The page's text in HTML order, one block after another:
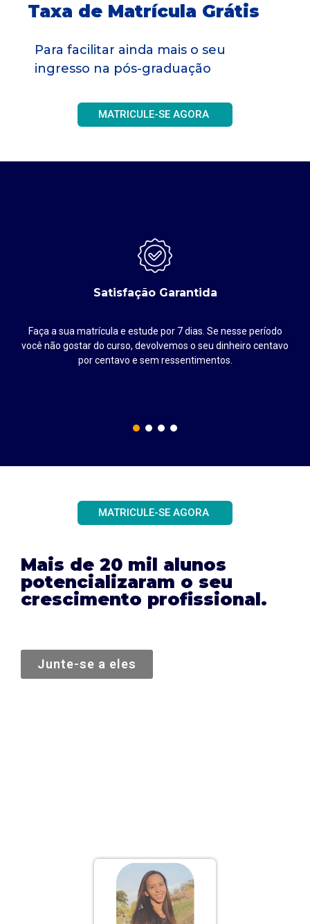
Taxa de Matrícula Grátis
Para facilitar ainda mais o seu
ingresso na pós-graduação
MATRICULE-SE AGORA
Satisfação Garantida
Faça a sua matrícula e estude por 7 dias. Se nesse período
você não gostar do curso, devolvemos o seu dinheiro centavo
por centavo e sem ressentimentos.
MATRICULE-SE AGORA
Mais de 20 mil alunos
potencializaram o seu
crescimento profissional.
Junte-se a eles